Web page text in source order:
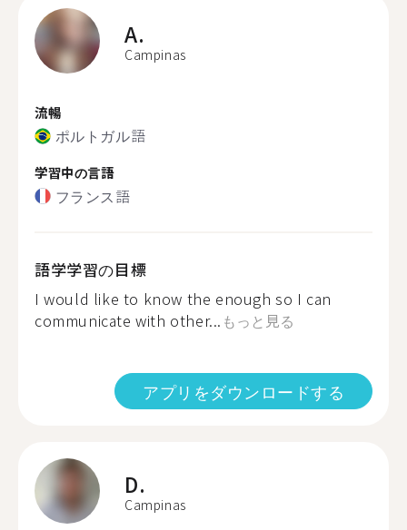
A.
Campinas
流暢
ポルトガル語
学習中の言語
フランス語
語学学習の目標
I would like to know the enough so I can
communicate with other... もっと見る
アプリをダウンロードする
D.
Campinas